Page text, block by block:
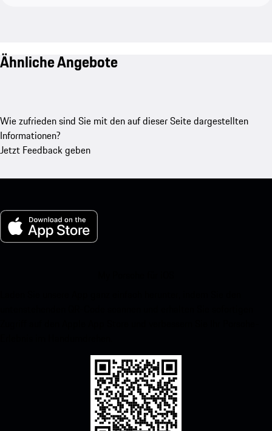
Ähnliche Angebote
Wie zufrieden sind Sie mit den auf dieser Seite dargestellten
Informationen?
Jetzt Feedback geben